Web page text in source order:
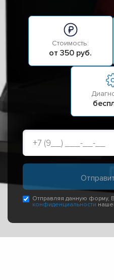
Стоимость:
от 350 руб.
Отправляя данную форму,
конфиденциальности